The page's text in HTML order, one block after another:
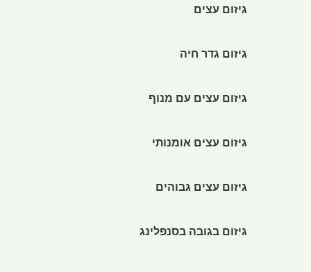
גיזום עצים
גיזום גדר חיה
גיזום עצים עם מנוף
גיזום עצים אומנותי
גיזום עצים גבוהים
גיזום בגובה בסנפלינג